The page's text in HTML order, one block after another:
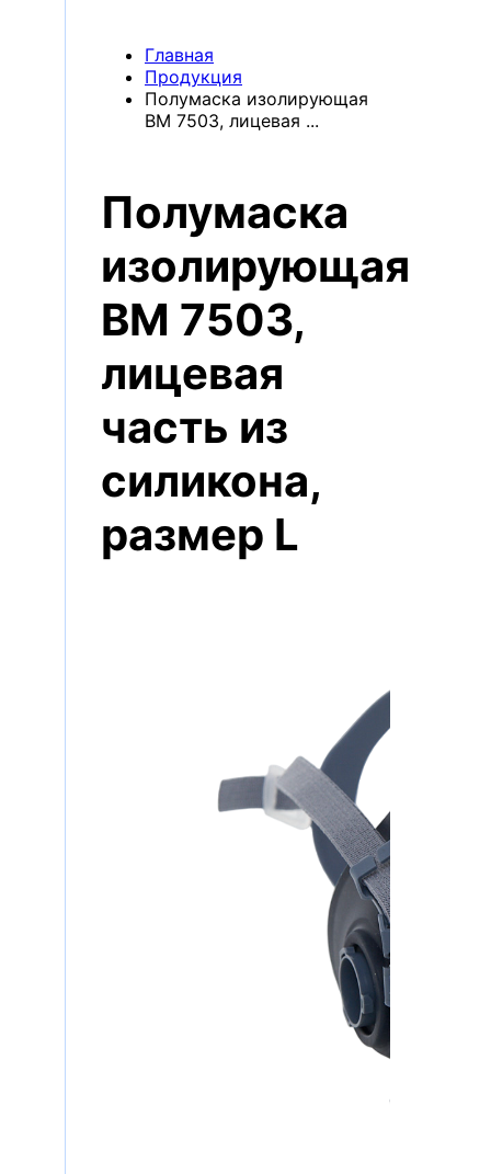
Главная
Продукция
Полумаска изолирующая
ВМ 7503, лицевая ...
Полумаска
изолирующая
ВМ 7503,
лицевая
часть из
силикона,
размер L